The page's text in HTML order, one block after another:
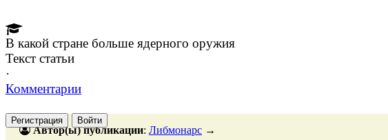
В какой стране больше ядерного оружия
Текст статьи
·
Комментарии
Регистрация Войти
Автор(ы) публикации: Либмонарс →